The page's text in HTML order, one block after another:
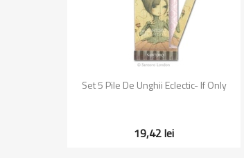
 Vizualizare rapida
Set 5 Pile De Unghii Eclectic- If Only
19,42 lei